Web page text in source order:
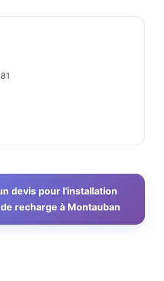
devis pour l'installation
recharge à Montauban